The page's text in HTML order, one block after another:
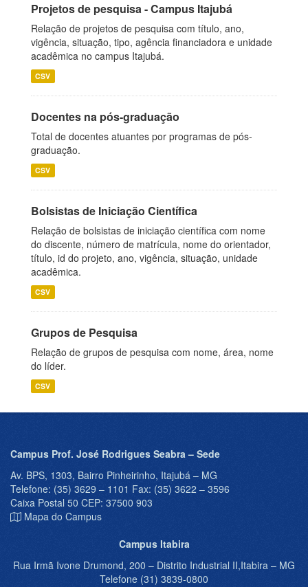
Projetos de pesquisa - Campus Itajubá
Relação de projetos de pesquisa com título, ano,
vigência, situação, tipo, agência financiadora e unidade
acadêmica no campus Itajubá.
CSV
Docentes na pós-graduação
Total de docentes atuantes por programas de pós-
graduação.
CSV
Bolsistas de Iniciação Científica
Relação de bolsistas de iniciação científica com nome
do discente, número de matrícula, nome do orientador,
título, id do projeto, ano, vigência, situação, unidade
acadêmica.
CSV
Grupos de Pesquisa
Relação de grupos de pesquisa com nome, área, nome
do líder.
CSV
Campus Prof. José Rodrigues Seabra – Sede
Av. BPS, 1303, Bairro Pinheirinho, Itajubá – MG
Telefone: (35) 3629 – 1101 Fax: (35) 3622 – 3596
Caixa Postal 50 CEP: 37500 903
Mapa do Campus
Campus Itabira
Rua Irmã Ivone Drumond, 200 – Distrito Industrial II,Itabira – MG
Telefone (31) 3839-0800